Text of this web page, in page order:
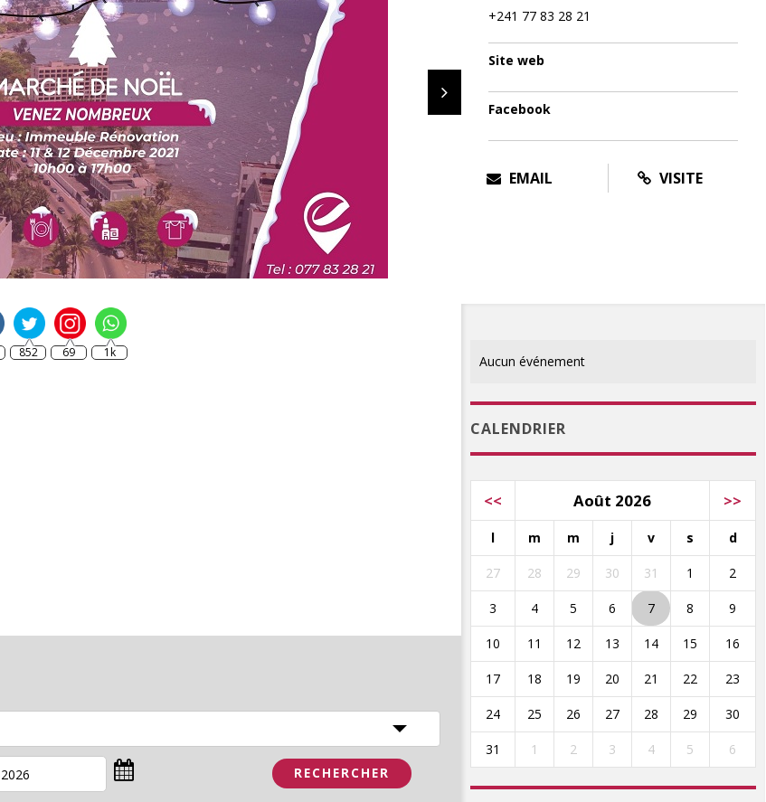
+241 77 83 28 21
Site web
Facebook
EMAIL VISITE
852 69 1k
Aucun événement
CALENDRIER
<< Août 2026 >>
l m m j v s d
27 28 29 30 31 1 2
3 4 5 6 7 8 9
10 11 12 13 14 15 16
17 18 19 20 21 22 23
24 25 26 27 28 29 30
31 1 2 3 4 5 6